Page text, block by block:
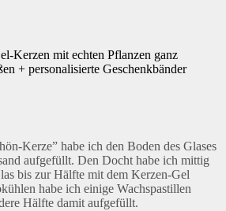
Kerze” habe ich den Boden des Glases
aufgefüllt. Den Docht habe ich mittig
bis zur Hälfte mit dem Kerzen-Gel
habe ich einige Wachspastillen
Hälfte damit aufgefüllt.